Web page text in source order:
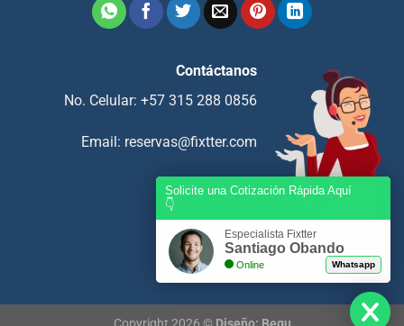
Contáctanos
No. Celular: +57 315 288 0856
Email: reservas@fixtter.com
Solicite una Cotización Rápida Aquí
👇
Especialista Fixtter
Santiago Obando
Online Whatsapp